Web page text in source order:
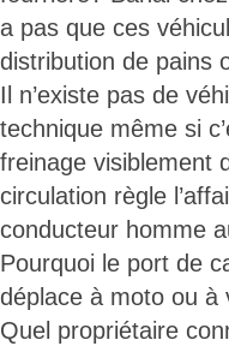
a pas que ces
distribution de pains
Il n’existe pas de
technique même si
freinage visiblement
circulation règle
conducteur homme
Pourquoi le port de
déplace à moto ou à
Quel propriétaire